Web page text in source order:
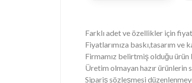
Farklı adet ve özellikler için fiyat
Fiyatlarımıza baskı,tasarım ve
Firmamız belirtmiş olduğu
Üretim olmayan hazır
Sipariş sözleşmesi